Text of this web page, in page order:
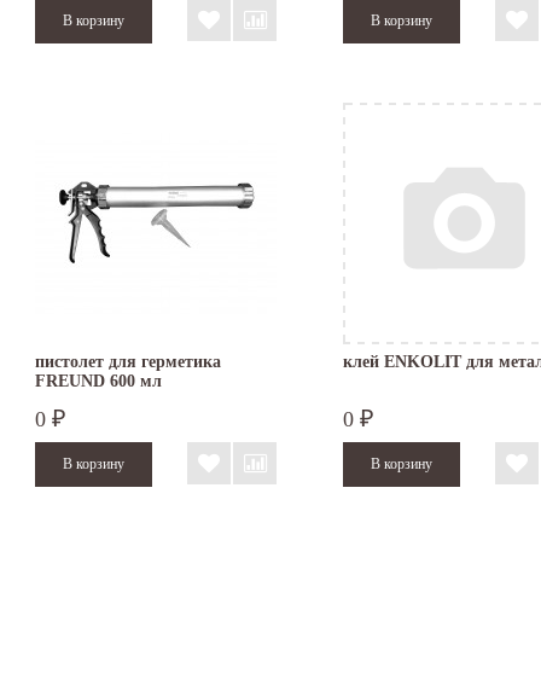
пистолет для герметика
FREUND 600 мл
0 ₽
клей ENKOLIT для
0 ₽